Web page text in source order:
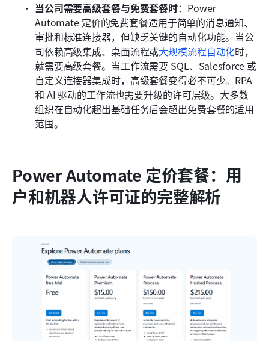
当公司需要高级套餐与免费套餐时：Power
Automate 定价的免费套餐适用于简单的消息通知、
审批和标准连接器，但缺乏关键的自动化功能。当公
司依赖高级集成、桌面流程或大规模流程自动化时，
就需要高级套餐。当工作流需要 SQL、Salesforce 或
自定义连接器集成时，高级套餐变得必不可少。RPA
和 AI 驱动的工作流也需要升级的许可层级。大多数
组织在自动化超出基础任务后会超出免费套餐的适用
范围。
Power Automate 定价套餐：用
户和机器人许可证的完整解析